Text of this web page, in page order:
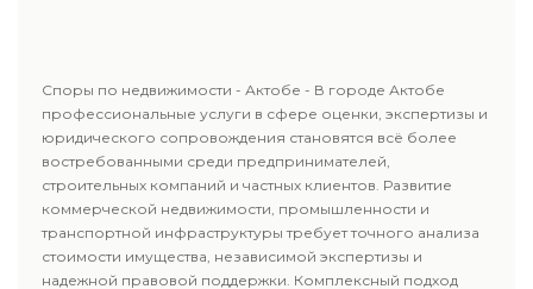
Споры по недвижимости - Актобе - В городе Актобе
профессиональные услуги в сфере оценки, экспертизы и
юридического сопровождения становятся всё более
востребованными среди предпринимателей,
строительных компаний и частных клиентов. Развитие
коммерческой недвижимости, промышленности и
транспортной инфраструктуры требует точного анализа
стоимости имущества, независимой экспертизы и
надежной правовой поддержки. Комплексный подход